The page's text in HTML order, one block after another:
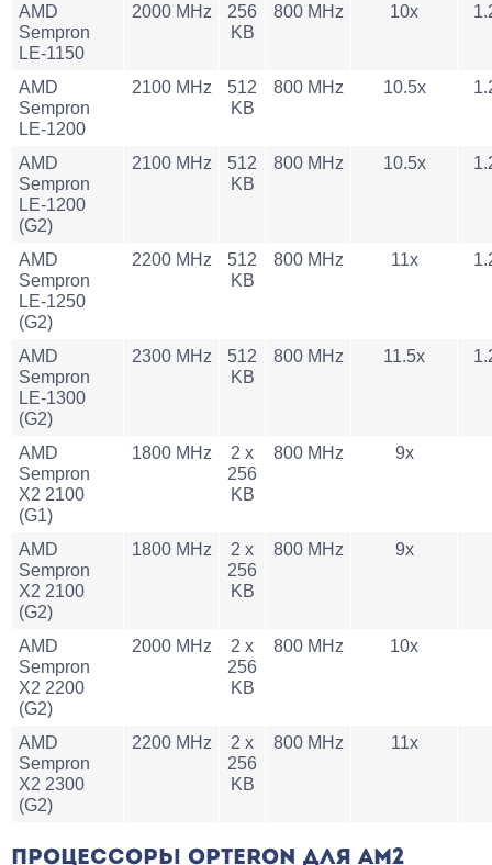
AMD
Sempron
LE-1150
2000 MHz
256
KB
800 MHz 10x
AMD
Sempron
LE-1200
2100 MHz
512
KB
800 MHz 10.5x
AMD
Sempron
LE-1200
(G2)
2100 MHz
512
KB
800 MHz 10.5x
AMD
Sempron
LE-1250
(G2)
2200 MHz
512
KB
800 MHz 11x
AMD
Sempron
LE-1300
(G2)
2300 MHz
512
KB
800 MHz 11.5x
AMD
Sempron
X2 2100
(G1)
1800 MHz
2 x
256
KB
800 MHz 9x
AMD
Sempron
X2 2100
(G2)
1800 MHz
2 x
256
KB
800 MHz 9x
AMD
Sempron
X2 2200
(G2)
2000 MHz
2 x
256
KB
800 MHz 10x
AMD
Sempron
X2 2300
(G2)
2200 MHz
2 x
256
KB
800 MHz 11x
ПРОЦЕССОРЫ OPTERON ДЛЯ AM2